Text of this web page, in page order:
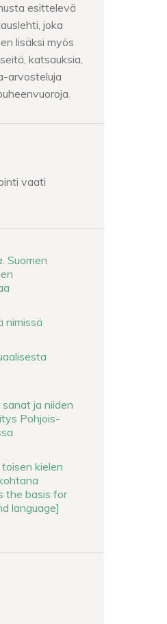
esittelevä
joka
lisäksi myös
katsauksia,
arvosteluja
vaati
. Suomen
nimissä
ja niiden
Pohjois-
kielen
the basis for
language]